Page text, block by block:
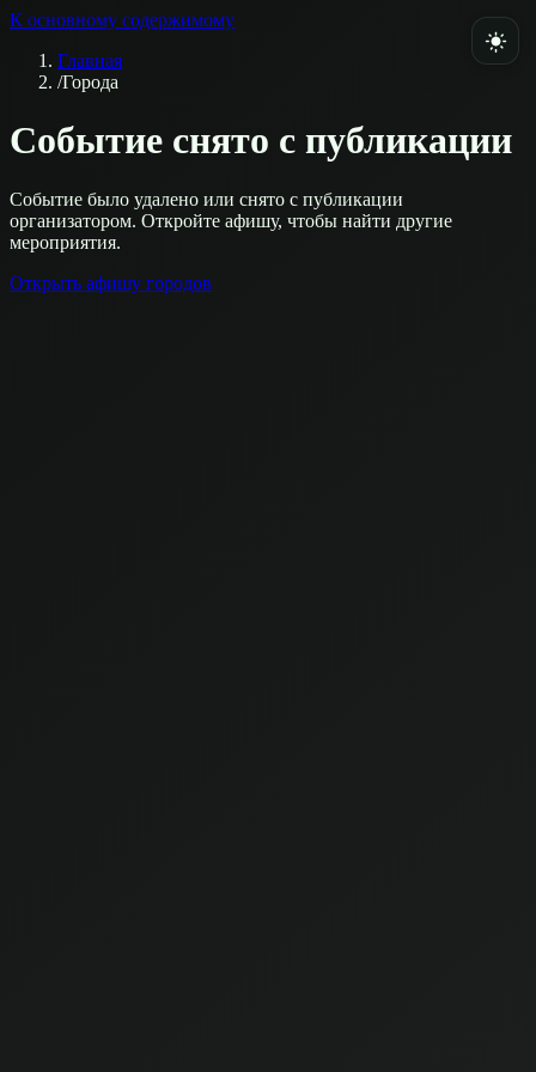
К основному содержимому
Главная
/Города
Событие снято с публикации
Событие было удалено или снято с публикации
организатором. Откройте афишу, чтобы найти другие
мероприятия.
Открыть афишу городов